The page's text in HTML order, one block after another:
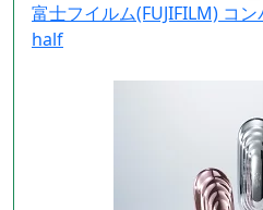
富士フイルム(FUJIFILM) コ
half